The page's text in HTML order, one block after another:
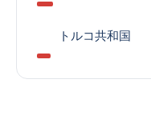
トルコ共和国